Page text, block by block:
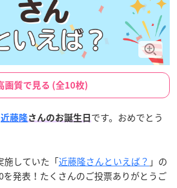
画質で見る (全10枚)
近藤隆さんのお誕生日 です。おめでとう
施していた「近藤隆さんといえば？ 」の
を発表！たくさんのご投票ありがとうご